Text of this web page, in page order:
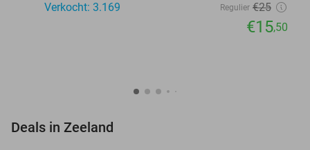
Verkocht: 3.169
Regulier €25
€15,50
Deals in Zeeland